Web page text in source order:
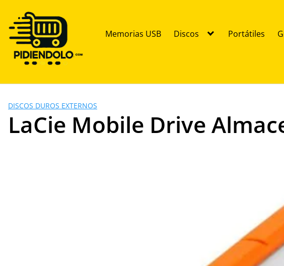
contenido
Memorias USB Discos Portátiles
DISCOS DUROS EXTERNOS
LaCie Mobile Drive